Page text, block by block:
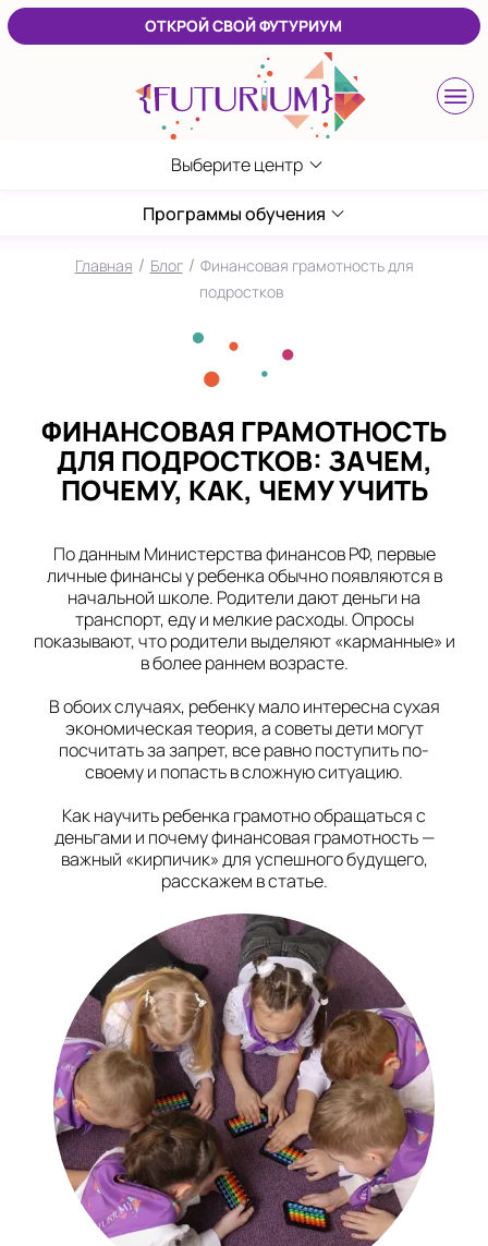
Выберите центр
Выберите центр
Калининград
Москва
на Садовом
Санкт-Петербург
в Кронштадте
Снежинск
в Снежинске
Уфа
на Бакалинской
Челябинск
на Комсомольском
Чита
на Шилова
ОТКРОЙ СВОЙ ФУТУРИУМ
Программы обучения
Главная / Блог / Финансовая грамотность для
подростков
ФИНАНСОВАЯ ГРАМОТНОСТЬ
ДЛЯ ПОДРОСТКОВ: ЗАЧЕМ,
ПОЧЕМУ, КАК, ЧЕМУ УЧИТЬ
По данным Министерства финансов РФ, первые
личные финансы у ребенка обычно появляются в
начальной школе. Родители дают деньги на
транспорт, еду и мелкие расходы. Опросы
показывают, что родители выделяют «карманные» и
в более раннем возрасте.
В обоих случаях, ребенку мало интересна сухая
экономическая теория, а советы дети могут
посчитать за запрет, все равно поступить по-
своему и попасть в сложную ситуацию.
Как научить ребенка грамотно обращаться с
деньгами и почему финансовая грамотность —
важный «кирпичик» для успешного будущего,
расскажем в статье.